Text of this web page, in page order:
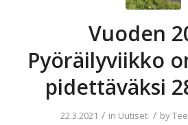
Vuoden
Pyöräilyviikko
pidettäväksi
22.3.2021 / in Uutiset / by